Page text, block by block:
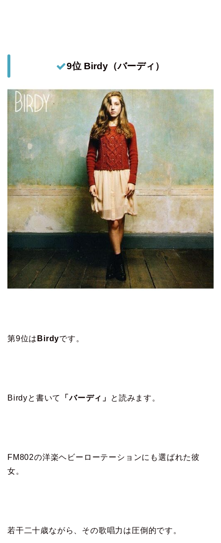
9位 Birdy（バーディ）
第9位は Birdyです。
Birdyと書いて 「バーディ」 と読みます。
FM802の洋楽ヘビーローテーションにも選ばれた彼
女。
若干二十歳ながら、その歌唱力は圧倒的です。